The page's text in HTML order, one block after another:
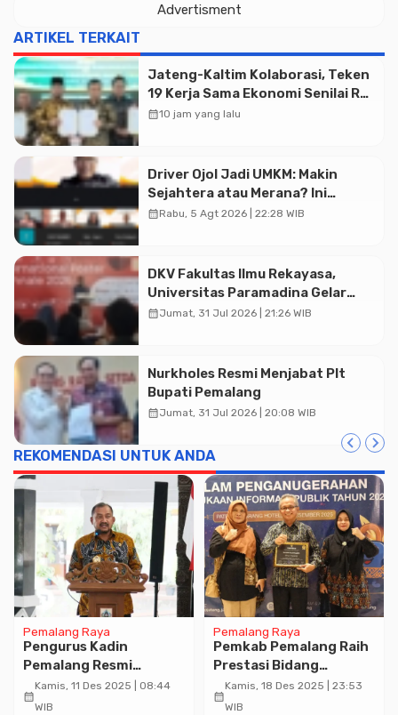
Advertisment
Advertisment
ARTIKEL TERKAIT
Jateng-Kaltim Kolaborasi, Teken
19 Kerja Sama Ekonomi Senilai Rp
20,2 Triliun
calendar_month10 jam yang lalu
Driver Ojol Jadi UMKM: Makin
Sejahtera atau Merana? Ini
Temuan Diskusi Paramadina
calendar_monthRabu, 5 Agt 2026 | 22:28 WIB
DKV Fakultas Ilmu Rekayasa,
Universitas Paramadina Gelar
Diskusi Desain
calendar_monthJumat, 31 Jul 2026 | 21:26 WIB
Nurkholes Resmi Menjabat Plt
Bupati Pemalang
calendar_monthJumat, 31 Jul 2026 | 20:08 WIB
REKOMENDASI UNTUK ANDA
Pemalang Raya
Pengurus Kadin
Pemalang Resmi
Dilantik, Bupati
Berharap Tidak Vakum
calendar_month
Kamis, 11 Des 2025 | 08:44
WIB
Pemalang Raya
Pemkab Pemalang Raih
Prestasi Bidang
Keterbukaan Informasi
Publik
calendar_month
Kamis, 18 Des 2025 | 23:53
WIB